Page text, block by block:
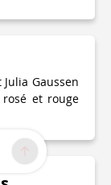
Gaussen
et rouge